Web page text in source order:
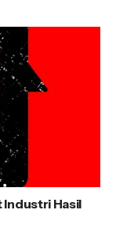
Industri Hasil